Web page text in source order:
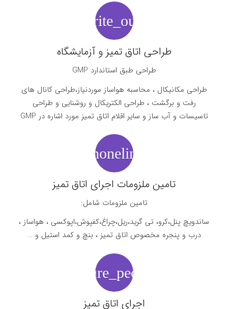
favorite_outline
طراحی اتاق تمیز و آزمایشگاه
طراحی طبق استاندارد GMP
طراحی مکانیکال ، محاسبه هواساز موردنیاز،طراحی کانال های
رفت و برگشت ، طراحی الکتریکال و روشنایی و طراحی
تاسیسات و آب ساز و سایر اقلام اتاق تمیز مورد اشاره در GMP
phonelink
تامین ملزومات اجرای اتاق تمیز
تامین ملزومات شامل:
ساندویچ پنل،کرو، تی گرید،ریل،چراغ،کفپوش،اپوکسی ، هواساز ،
درب و پنجره مخصوص اتاق تمیز ، بنچ و کمد استیل و …
nature_people
اجرای اتاق تمیز